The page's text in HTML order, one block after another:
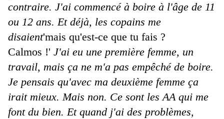
contraire. J'ai commencé à boire à l'âge de 11
ou 12 ans. Et déjà, les copains me
disaient'mais qu'est-ce que tu fais ?
Calmos !' J'ai eu une première femme, un
travail, mais ça ne m'a pas empêché de boire.
Je pensais qu'avec ma deuxième femme ça
irait mieux. Mais non. Ce sont les AA qui me
font du bien. Et quand j'ai des problèmes,